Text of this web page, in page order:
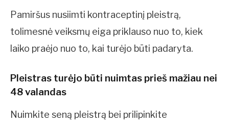
Pamiršus nusiimti kontraceptinį pleistrą,
tolimesnė veiksmų eiga priklauso nuo to, kiek
laiko praėjo nuo to, kai turėjo būti padaryta.
Pleistras turėjo būti nuimtas prieš mažiau nei
48 valandas
Nuimkite seną pleistrą bei prilipinkite